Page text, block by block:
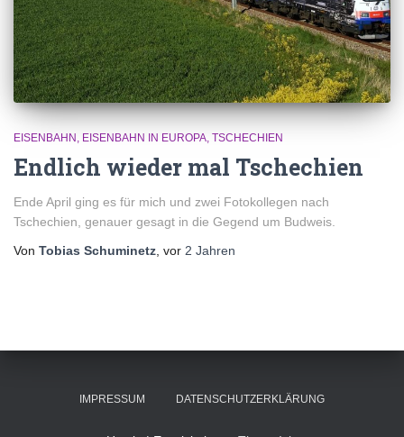
EISENBAHN EISENBAHN IN EUROPA TSCHECHIEN
Endlich wieder mal Tschechien
Ende April ging es für mich und zwei Fotokollegen nach
Tschechien, genauer gesagt in die Gegend um Budweis.
Von Tobias Schuminetz , vor 2 Jahren
IMPRESSUM DATENSCHUTZERKLÄRUNG